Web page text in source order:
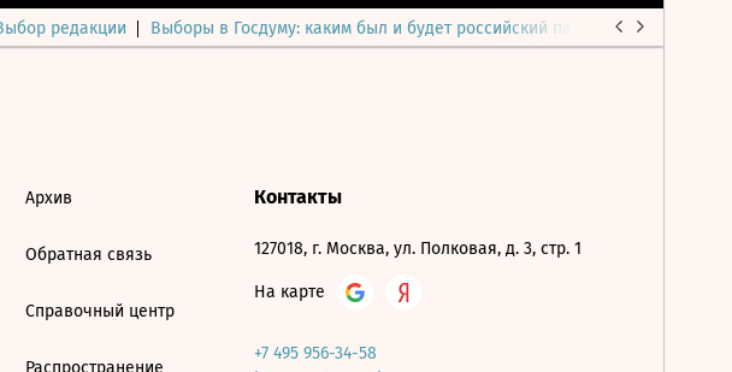
редакции Выборы в Госдуму: каким был и будет российский парламент
Архив
Обратная связь
Справочный центр
Распространение
Контакты
127018, г. Москва, ул. Полковая, д. 3, стр. 1
На карте
+7 495 956-34-58